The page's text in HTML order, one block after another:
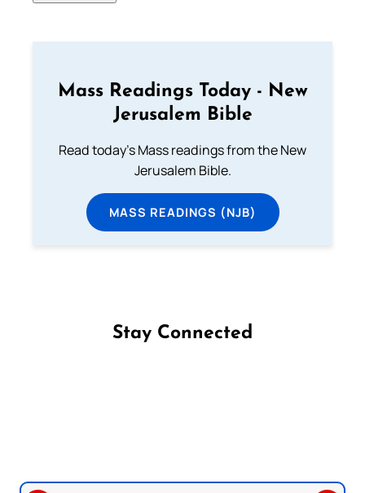
Mass Readings Today - New
Jerusalem Bible
Read today's Mass readings from the New
Jerusalem Bible.
MASS READINGS (NJB)
Stay Connected